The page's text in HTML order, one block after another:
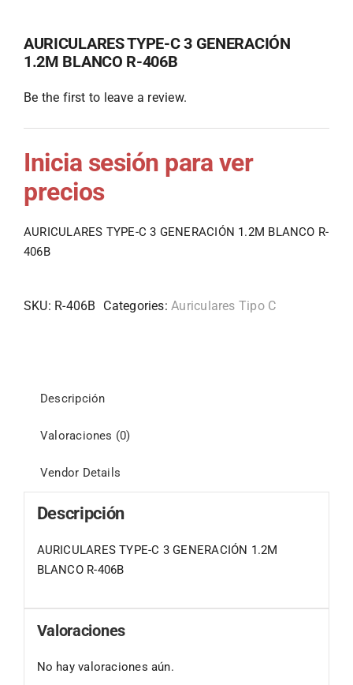
AURICULARES TYPE-C 3 GENERACIÓN
1.2M BLANCO R-406B
Be the first to leave a review.
Inicia sesión para ver
precios
AURICULARES TYPE-C 3 GENERACIÓN 1.2M BLANCO R-
406B
SKU: R-406B Categories: Auriculares Tipo C
Descripción
Valoraciones (0)
Vendor Details
Descripción
AURICULARES TYPE-C 3 GENERACIÓN 1.2M
BLANCO R-406B
Valoraciones
No hay valoraciones aún.